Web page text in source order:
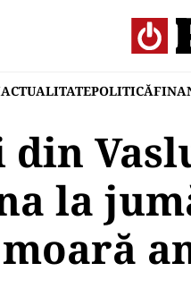
ACTUALITATEPOLITICĂ
la
moară